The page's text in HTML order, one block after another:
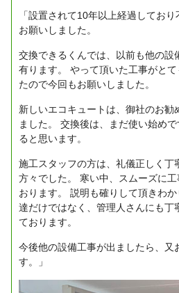
「設置されて10年以上経過してお
お願いしました。
交換できるくんでは、以前も他の設
有ります。
やって頂いた工事がと
たので今回もお願いしました。
新しいエコキュートは、御社のお勧
ました。
交換後は、まだ使い始め
ると思います。
施工スタッフの方は、礼儀正しく丁
方々でした。
寒い中、スムーズに
おります。
説明も確りして頂きわか
達だけではなく、管理人さんにも丁
ております。
今後他の設備工事が出ましたら、又
す。」